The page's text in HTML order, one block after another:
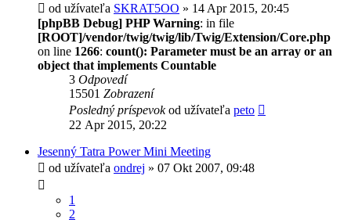
od užívateľa SKRAT5OO » 14 Apr 2015, 20:45
[phpBB Debug] PHP Warning: in file
[ROOT]/vendor/twig/twig/lib/Twig/Extension/Core.php
on line 1266: count(): Parameter must be an array or an
object that implements Countable
3 Odpovedí
15501 Zobrazení
Posledný príspevokod užívateľa peto
22 Apr 2015, 20:22
Jesenný Tatra Power Mini Meeting
od užívateľa ondrej » 07 Okt 2007, 09:48
1
2